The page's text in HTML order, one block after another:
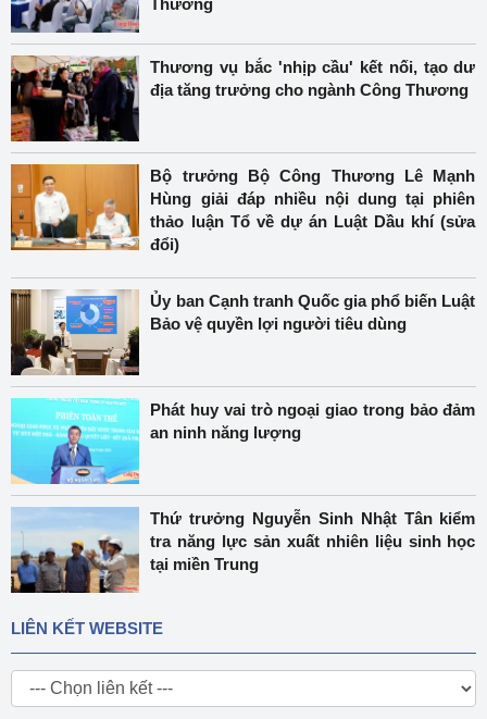
Thương vụ bắc 'nhịp cầu' kết nối, tạo dư
địa tăng trưởng cho ngành Công Thương
Bộ trưởng Bộ Công Thương Lê Mạnh
Hùng giải đáp nhiều nội dung tại phiên
thảo luận Tổ về dự án Luật Dầu khí (sửa
đổi)
Ủy ban Cạnh tranh Quốc gia phổ biến Luật
Bảo vệ quyền lợi người tiêu dùng
Phát huy vai trò ngoại giao trong bảo đảm
an ninh năng lượng
Thứ trưởng Nguyễn Sinh Nhật Tân kiểm
tra năng lực sản xuất nhiên liệu sinh học
tại miền Trung
LIÊN KẾT WEBSITE